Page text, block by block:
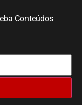
Conteúdos